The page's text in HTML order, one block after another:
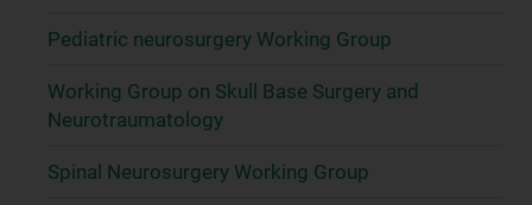
Pediatric neurosurgery Working Group
Working Group on Skull Base Surgery and
Neurotraumatology
Spinal Neurosurgery Working Group